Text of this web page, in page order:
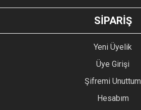
SİPARİŞ
Yeni Üyelik
Üye Girişi
Şifremi Unuttum
Hesabım